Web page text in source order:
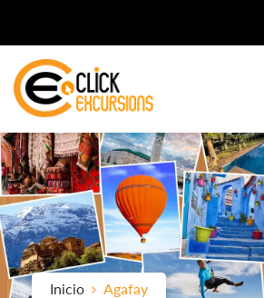
Inicio Agafay